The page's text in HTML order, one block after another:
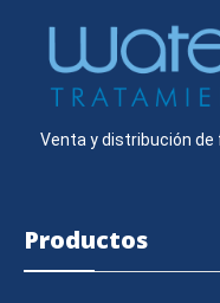
Venta y distribución
Productos